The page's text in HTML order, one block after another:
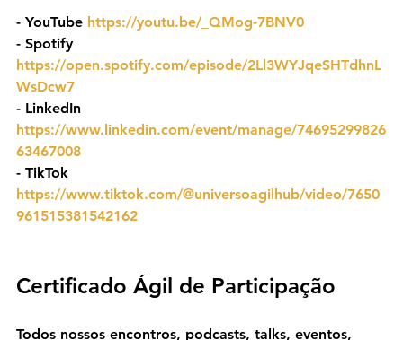
- YouTube https://youtu.be/_QMog-7BNV0
- ⁠Spotify
https://open.spotify.com/episode/2Ll3WYJqeSHTdhnL
WsDcw7
- ⁠LinkedIn
https://www.linkedin.com/event/manage/74695299826
63467008
- TikTok
https://www.tiktok.com/@universoagilhub/video/7650
961515381542162
Certificado Ágil de Participação
Todos nossos encontros, podcasts, talks, eventos,